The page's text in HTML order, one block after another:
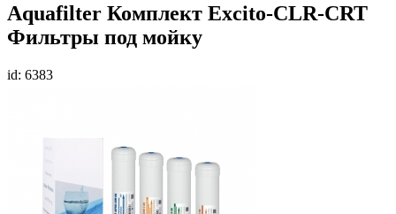
Aquafilter Комплект Excito-CLR-CRT
Фильтры под мойку
id: 6383